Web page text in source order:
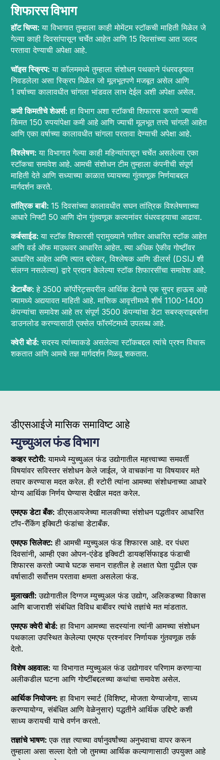
शिफारस विभाग
हॉट चिप्स:या विभागात तुम्हाला काही मोमेंटम स्टॉकची माहिती मिळेल जे
गेल्या काही दिवसांपासून चर्चेत आहेत आणि 15 दिवसांच्या आत जलद
परतावा देण्याची अपेक्षा आहे.
चॉइस स्क्रिप:या कॉलममध्ये तुम्हाला संशोधन पथकाने पंधरवड्यात
निवडलेला असा स्क्रिप मिळेल जो मूलभूतपणे मजबूत असेल आणि
1 वर्षाच्या कालावधीत चांगला भांडवल लाभ देईल अशी अपेक्षा असेल.
कमी किमतीचे शेअर्स:हा विभाग अशा स्टॉकची शिफारस करतो ज्याची
किंमत 150 रुपयांपेक्षा कमी आहे आणि ज्याची मूलभूत तत्त्वे चांगली आहेत
आणि एका वर्षाच्या कालावधीत चांगला परतावा देण्याची अपेक्षा आहे.
विश्लेषण:या विभागात गेल्या काही महिन्यांपासून चर्चेत असलेल्या एका
स्टॉकचा समावेश आहे. आमची संशोधन टीम तुम्हाला कंपनीची संपूर्ण
माहिती देते आणि सध्याच्या काळात घ्यायच्या गुंतवणूक निर्णयाबद्दल
मार्गदर्शन करते.
तांत्रिक बाबी:15 दिवसांच्या कालावधीत सघन तांत्रिक विश्लेषणाच्या
आधारे निफ्टी 50 आणि दोन गुंतवणूक कल्पनांवर पंधरवड्याचा आढावा.
कर्बसाईड:या स्टॉक शिफारसी प्रामुख्याने गतीवर आधारित स्टॉक आहेत
आणि वर्ड ऑफ माउथवर आधारित आहेत. त्या अधिक ऐकीव गोष्टींवर
आधारित आहेत आणि त्यात ब्रोकर, विश्लेषक आणि डीलर्स (DSIJ शी
संलग्न नसलेल्या) द्वारे प्रदान केलेल्या स्टॉक शिफारसींचा समावेश आहे.
डेटाबँक:हे 3500 कॉर्पोरेट्सवरील आर्थिक डेटाचे एक सुपर हाऊस आहे
ज्यामध्ये अद्ययावत माहिती आहे. मासिक आवृत्तीमध्ये शीर्ष 1100-1400
कंपन्यांचा समावेश आहे तर संपूर्ण 3500 कंपन्यांचा डेटा सबस्क्राइबर्सना
डाउनलोड करण्यासाठी एक्सेल फॉरमॅटमध्ये उपलब्ध आहे.
क्वेरी बोर्ड:सदस्य त्यांच्याकडे असलेल्या स्टॉकबद्दल त्यांचे प्रश्न विचारू
शकतात आणि आमचे तज्ञ मार्गदर्शन मिळवू शकतात.
डीएसआईजे मासिक समाविष्ट आहे
म्युच्युअल फंड विभाग
कव्हर स्टोरी:यामध्ये म्युच्युअल फंड उद्योगातील महत्त्वाच्या समवर्ती
विषयांवर सविस्तर संशोधन केले जाईल, जे वाचकांना या विषयावर मते
तयार करण्यास मदत करेल. ही स्टोरी त्यांना आमच्या संशोधनाच्या आधारे
योग्य आर्थिक निर्णय घेण्यास देखील मदत करेल.
एमएफ डेटा बँक:डीएसआयजेच्या मालकीच्या संशोधन पद्धतीवर आधारित
टॉप-रँकिंग इक्विटी फंडांचा डेटाबँक.
एमएफ सिलेक्ट:ही आमची म्युच्युअल फंड शिफारस आहे. दर पंधरा
दिवसांनी, आम्ही एका ओपन-एंडेड इक्विटी डायव्हर्सिफाइड फंडाची
शिफारस करतो ज्याचे घटक समान राहतील हे लक्षात घेता पुढील एक
वर्षासाठी सर्वोत्तम परतावा क्षमता असलेला फंड.
मुलाखती:उद्योगातील दिग्गज म्युच्युअल फंड उद्योग, अलिकडच्या विकास
आणि बाजाराशी संबंधित विविध बाबींवर त्यांचे तज्ञांचे मत मांडतात.
एमएफ क्वेरी बोर्ड:हा विभाग आमच्या सदस्यांना त्यांनी आमच्या संशोधन
पथकाला उपस्थित केलेल्या एमएफ प्रश्नांवर निर्णायक गुंतवणूक तर्क
देतो.
विशेष अहवाल:या विभागात म्युच्युअल फंड उद्योगावर परिणाम करणाऱ्या
अलीकडील घटना आणि गोष्टींबद्दलच्या कथांचा समावेश असेल.
आर्थिक नियोजन:हा विभाग स्मार्ट (विशिष्ट, मोजता येण्याजोगा, साध्य
करण्यायोग्य, संबंधित आणि वेळेनुसार) पद्धतीने आर्थिक उद्दिष्टे कशी
साध्य करायची याचे वर्णन करतो.
तज्ञांचे भाषण:एक तज्ञ त्याच्या वर्षानुवर्षांच्या अनुभवाचा वापर करून
तुम्हाला असा सल्ला देतो जो तुमच्या आर्थिक कल्याणासाठी उपयुक्त आहे